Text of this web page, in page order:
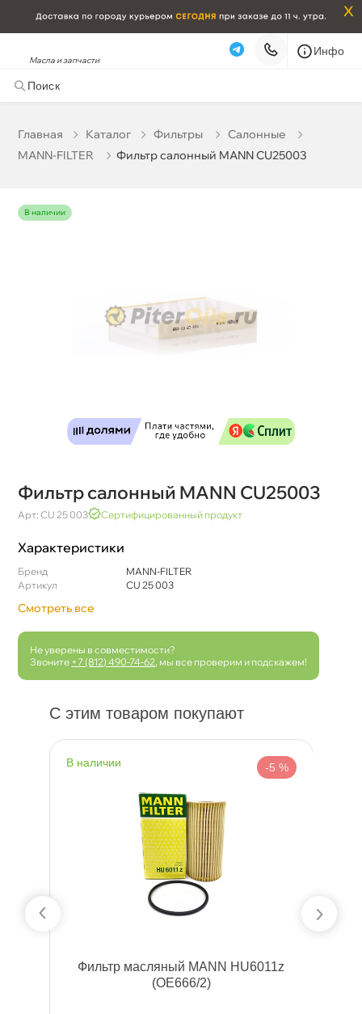
x
Масла и запчасти
Инфо
Главная Катало Фильтры
Салонные
MANN-FILTER
Фильтр салонный MANN CU25003
наличии
Фильтр салонный MANN CU25003
Арт: CU 25 003 Сертифицированный продукт
Характеристики
Бренд
MANN-FILTER
Артикул
CU 25 003
Смотреть все
Не уверены в совместимости?
Звоните +7 (812) 490-74-62 , мы все проверим и подскажем!
С этим товаром покупают
наличии -5 %
Фильтр масляный MANN HU6011z
(OE666/2)